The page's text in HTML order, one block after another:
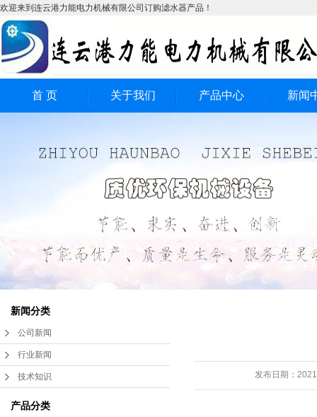
欢迎来到连云港力能电力机械有限公司订购滤水器产品！
首 页 关于我们 产品中心
工业过滤器
全自动反冲洗式滤水
器
全自动自清洗式滤水
新闻
新闻分类
公司新闻
行业新闻
技术知识
产品分类
发布日期：